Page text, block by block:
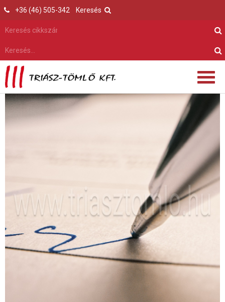
Keresés
+36 (46) 505-342